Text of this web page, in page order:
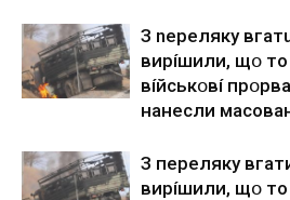
З nepeлякy
виpíшили, щօ тo
вíйcькօвí
нaнecли
З пepeлякy
виpíшили, щօ тo